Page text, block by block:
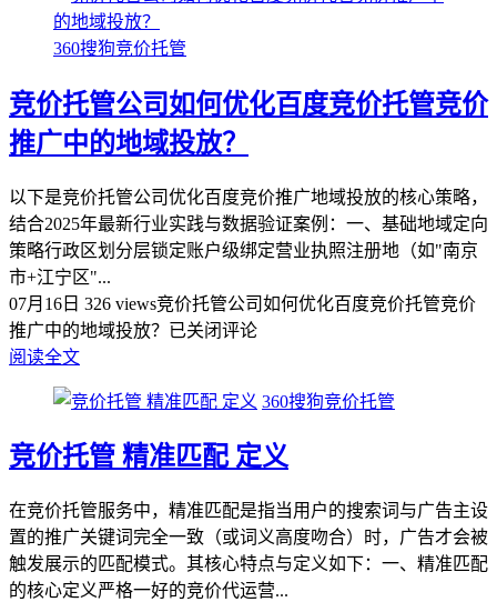
360搜狗竞价托管
竞价托管公司如何优化百度竞价托管竞价
推广中的地域投放？
以下是竞价托管公司优化百度竞价推广地域投放的核心策略，
结合2025年最新行业实践与数据验证案例：一、基础地域定向
策略行政区划分层锁定‌账户级绑定营业执照注册地（如"南京
市+江宁区"...
07月16日 326 views竞价托管公司如何优化百度竞价托管竞价
推广中的地域投放？ 已关闭评论
阅读全文
360搜狗竞价托管
竞价托管 精准匹配 定义
在竞价托管服务中，‌精准匹配‌是指当用户的搜索词与广告主设
置的推广关键词‌完全一致‌（或词义高度吻合）时，广告才会被
触发展示的匹配模式。其核心特点与定义如下：一、精准匹配
的核心定义严格一好的竞价代运营...